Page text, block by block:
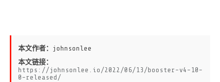
本文作者： johnsonlee
本文链接：
https://johnsonlee.io/2022/06/13/booster-v4-10-
0-released/